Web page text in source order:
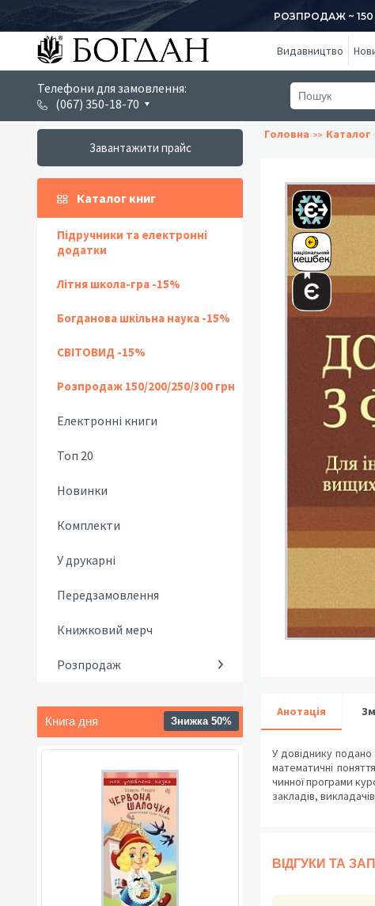
РОЗПРОДАЖ ~ 150
Видавництво
Телефони для замовлення:
(067) 350-18-70
Завантажити прайс
Каталог книг
Підручники та електронні
додатки
Літня школа-гра -15%
Богданова шкільна наука -15%
СВІТОВИД -15%
Розпродаж 150/200/250/300 грн
Електронні книги
Топ 20
Новинки
Комплекти
У друкарні
Передзамовлення
Книжковий мерч
Розпродаж
Книга дня Знижка 50%
Головна Каталог
Анотація
У довіднику подано
математичні
чинної програми
закладів,
ВІДГУКИ ТА